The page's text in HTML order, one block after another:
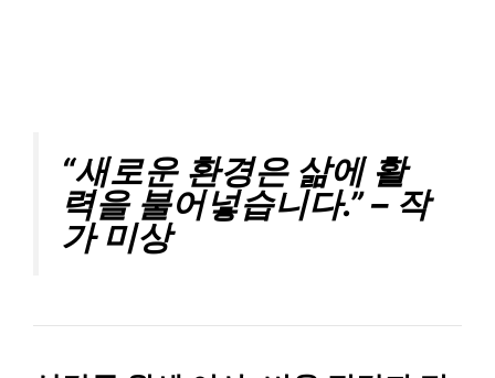
“새로운 환경은 삶에 활
력을 불어넣습니다.” – 작
가 미상